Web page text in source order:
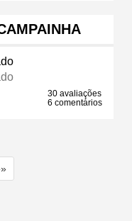
30 avaliações
6 comentários